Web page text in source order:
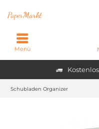
PaperMarkt
Menü
Schubladen Organizer